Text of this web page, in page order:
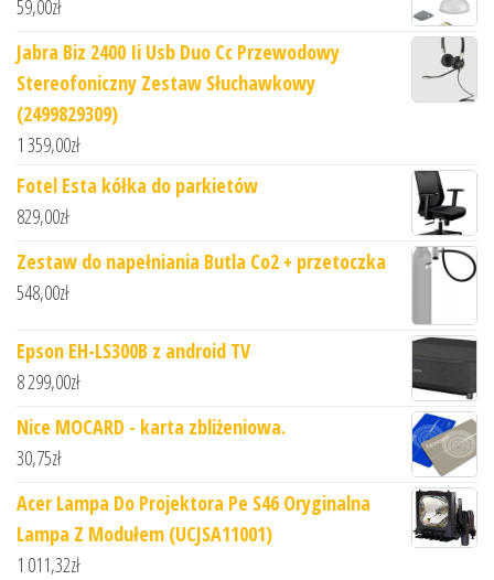
59,00zł
Jabra Biz 2400 Ii Usb Duo Cc Przewodowy
Stereofoniczny Zestaw Słuchawkowy
(2499829309)
1 359,00zł
Fotel Esta kółka do parkietów
829,00zł
Zestaw do napełniania Butla Co2 + przetoczka
548,00zł
Epson EH-LS300B z android TV
8 299,00zł
Nice MOCARD - karta zbliżeniowa.
30,75zł
Acer Lampa Do Projektora Pe S46 Oryginalna
Lampa Z Modułem (UCJSA11001)
1 011,32zł